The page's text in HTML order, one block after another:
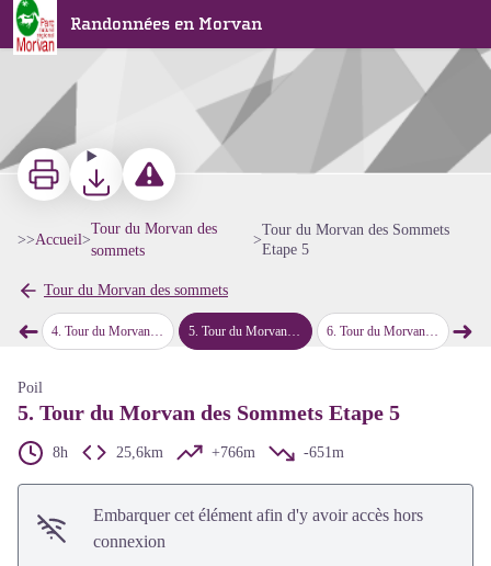
Randonnées en Morvan
Tour du Morvan des Sommets Etape 5
ImprimerTéléchargerSignaler un problème ou une erreur
>>Accueil>
Tour du Morvan des
sommets
>
Tour du Morvan des Sommets
Etape 5
Tour du Morvan des sommets
➜Étape précédente
4. Tour du Morvan des Sommets Etape 4 5.Tour du Morvan des Sommets Etape 5 6. Tour du Morvan des Sommets Etape 6 7.
➜
Poil
5. Tour du Morvan des Sommets Etape 5
8h 25,6km +766m -651m
Embarquer cet élément afin d'y avoir accès hors
connexion